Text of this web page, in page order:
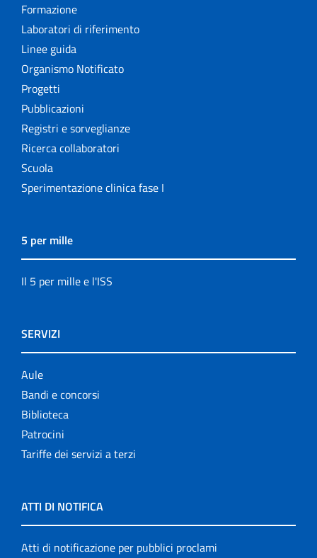
Formazione
Laboratori di riferimento
Linee guida
Organismo Notificato
Progetti
Pubblicazioni
Registri e sorveglianze
Ricerca collaboratori
Scuola
Sperimentazione clinica fase I
5 per mille
Il 5 per mille e l'ISS
SERVIZI
Aule
Bandi e concorsi
Biblioteca
Patrocini
Tariffe dei servizi a terzi
ATTI DI NOTIFICA
Atti di notificazione per pubblici proclami